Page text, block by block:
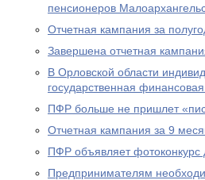
пенсионеров
Отчетная кампания за
Завершена отчетная
В Орловской области
государственная
ПФР больше не пришлет
Отчетная кампания за 9
ПФР объявляет фотоконкурс
Предпринимателям